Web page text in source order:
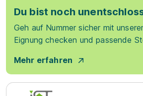
Du bist noch
Geh auf Nummer sicher mit
Eignung checken und passende
Mehr erfahren